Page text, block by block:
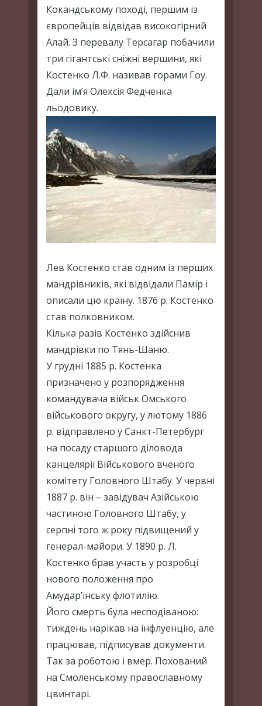
Кокандському поході, першим із
європейців відвідав високогірний
Алай. З перевалу Терсагар побачили
три гігантські сніжні вершини, які
Костенко Л.Ф. називав горами Гоу.
Дали ім’я Олексія Федченка
льодовику.
Лев Костенко став одним із перших
мандрівників, які відвідали Памір і
описали цю країну. 1876 р. Костенко
став полковником.
Кілька разів Костенко здійснив
мандрівки по Тянь-Шаню.
У грудні 1885 р. Костенка
призначено у розпорядження
командувача військ Омського
військового округу, у лютому 1886
р. відправлено у Санкт-Петербург
на посаду старшого діловода
канцелярії Військового вченого
комітету Головного Штабу. У червні
1887 р. він – завідувач Азійською
частиною Головного Штабу, у
серпні того ж року підвищений у
генерал-майори. У 1890 р. Л.
Костенко брав участь у розробці
нового положення про
Амудар’їнську флотилію.
Його смерть була несподіваною:
тиждень нарікав на інфлуенцію, але
працював, підписував документи.
Так за роботою і вмер. Похований
на Смоленському православному
цвинтарі.